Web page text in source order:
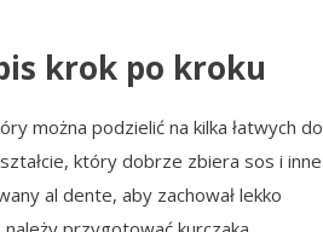
krok po kroku
można podzielić na kilka łatwych do
który dobrze zbiera sos i inne
al dente, aby zachował lekko